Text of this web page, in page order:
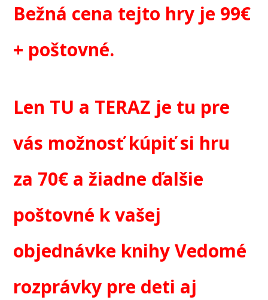
Bežná cena tejto hry je 99€
+ poštovné.
Len TU a TERAZ je tu pre
vás možnosť kúpiť si hru
za 70€ a žiadne ďalšie
poštovné k vašej
objednávke knihy Vedomé
rozprávky pre deti aj